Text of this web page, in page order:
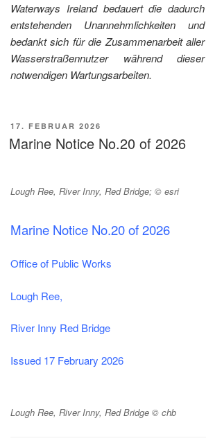
Waterways Ireland bedauert die dadurch
entstehenden Unannehmlichkeiten und
bedankt sich für die Zusammenarbeit aller
Wasserstraßennutzer während dieser
notwendigen Wartungsarbeiten.
VERÖFFENTLICHT
AM
17. FEBRUAR 2026
Marine Notice No.20 of 2026
Lough Ree, River Inny, Red Bridge; © esri
Marine Notice No.20 of 2026
Office of Public Works
Lough Ree,
River Inny Red Bridge
Issued 17 February 2026
Lough Ree, River Inny, Red Bridge © chb